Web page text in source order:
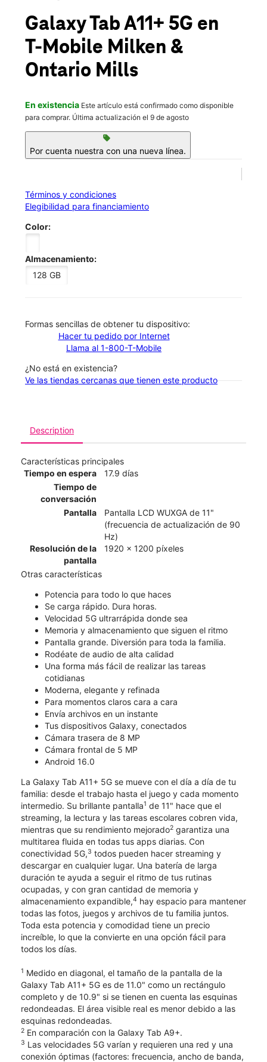
location_on
4323 East Mills Circle Ste 100 Ontario, CA 91764
Galaxy Tab A11+ 5G en
T-Mobile Milken &
Ontario Mills
En existencia Este artículo está confirmado como disponible
para comprar. Última actualización el 9 de agosto
sell
Por cuenta nuestra con una nueva línea.
Términos y condiciones
Elegibilidad para financiamiento
Color:
Almacenamiento:
128 GB
​​​​​​​Formas sencillas de obtener tu dispositivo:
Hacer tu pedido por Internet
Llama al 1-800-T-Mobile
¿No está en existencia?
Ve las tiendas cercanas que tienen este producto
Description
Características principales
Tiempo en espera
17.9 días
Tiempo de
conversación
Pantalla
Pantalla LCD WUXGA de 11"
(frecuencia de actualización de 90
Hz)
Resolución de la
pantalla
1920 x 1200 píxeles
Otras características
Potencia para todo lo que haces
Se carga rápido. Dura horas.
Velocidad 5G ultrarrápida donde sea
Memoria y almacenamiento que siguen el ritmo
Pantalla grande. Diversión para toda la familia.
Rodéate de audio de alta calidad
Una forma más fácil de realizar las tareas
cotidianas
Moderna, elegante y refinada
Para momentos claros cara a cara
Envía archivos en un instante
Tus dispositivos Galaxy, conectados
Cámara trasera de 8 MP
Cámara frontal de 5 MP
Android 16.0
La Galaxy Tab A11+ 5G se mueve con el día a día de tu
familia: desde el trabajo hasta el juego y cada momento
intermedio. Su brillante pantalla1 de 11" hace que el
streaming, la lectura y las tareas escolares cobren vida,
mientras que su rendimiento mejorado2 garantiza una
multitarea fluida en todas tus apps diarias. Con
conectividad 5G,3 todos pueden hacer streaming y
descargar en cualquier lugar. Una batería de larga
duración te ayuda a seguir el ritmo de tus rutinas
ocupadas, y con gran cantidad de memoria y
almacenamiento expandible,4 hay espacio para mantener
todas las fotos, juegos y archivos de tu familia juntos.
Toda esta potencia y comodidad tiene un precio
increíble, lo que la convierte en una opción fácil para
todos los días.
1 Medido en diagonal, el tamaño de la pantalla de la
Galaxy Tab A11+ 5G es de 11.0" como un rectángulo
completo y de 10.9" si se tienen en cuenta las esquinas
redondeadas. El área visible real es menor debido a las
esquinas redondeadas.
2 En comparación con la Galaxy Tab A9+.
3 Las velocidades 5G varían y requieren una red y una
conexión óptimas (factores: frecuencia, ancho de banda,